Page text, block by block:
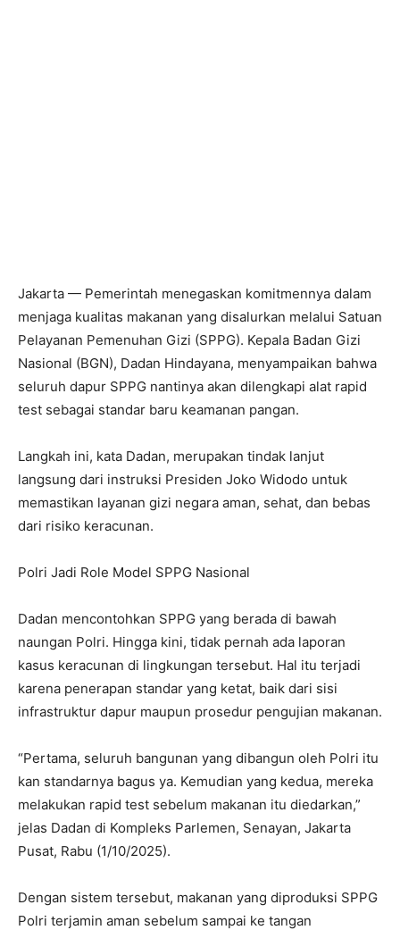
Jakarta — Pemerintah menegaskan komitmennya dalam
menjaga kualitas makanan yang disalurkan melalui Satuan
Pelayanan Pemenuhan Gizi (SPPG). Kepala Badan Gizi
Nasional (BGN), Dadan Hindayana, menyampaikan bahwa
seluruh dapur SPPG nantinya akan dilengkapi alat rapid
test sebagai standar baru keamanan pangan.
Langkah ini, kata Dadan, merupakan tindak lanjut
langsung dari instruksi Presiden Joko Widodo untuk
memastikan layanan gizi negara aman, sehat, dan bebas
dari risiko keracunan.
Polri Jadi Role Model SPPG Nasional
Dadan mencontohkan SPPG yang berada di bawah
naungan Polri. Hingga kini, tidak pernah ada laporan
kasus keracunan di lingkungan tersebut. Hal itu terjadi
karena penerapan standar yang ketat, baik dari sisi
infrastruktur dapur maupun prosedur pengujian makanan.
“Pertama, seluruh bangunan yang dibangun oleh Polri itu
kan standarnya bagus ya. Kemudian yang kedua, mereka
melakukan rapid test sebelum makanan itu diedarkan,”
jelas Dadan di Kompleks Parlemen, Senayan, Jakarta
Pusat, Rabu (1/10/2025).
Dengan sistem tersebut, makanan yang diproduksi SPPG
Polri terjamin aman sebelum sampai ke tangan